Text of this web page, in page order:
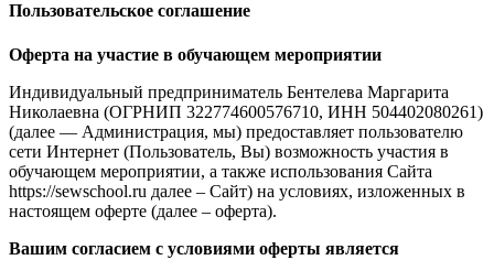
Пользовательское соглашение
Оферта на участие в обучающем мероприятии
Индивидуальный предприниматель Бентелева Маргарита
Николаевна (ОГРНИП 322774600576710, ИНН 504402080261)
(далее — Администрация, мы) предоставляет пользователю
сети Интернет (Пользователь, Вы) возможность участия в
обучающем мероприятии, а также использования Сайта
https://sewschool.ru далее – Сайт) на условиях, изложенных в
настоящем оферте (далее – оферта).
Вашим согласием с условиями оферты является